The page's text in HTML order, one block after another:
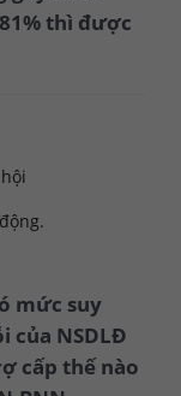
thì được
mức suy
của NSDLĐ
cấp thế nào